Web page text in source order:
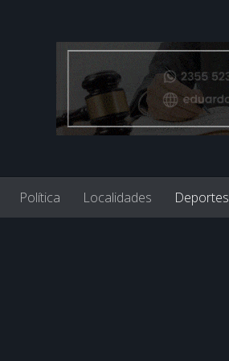
Política Localidades Deportes